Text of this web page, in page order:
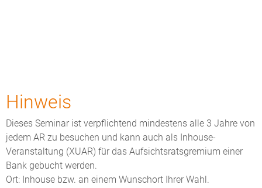
Hinweis
Dieses Seminar ist verpflichtend mindestens alle 3 Jahre von
jedem AR zu besuchen und kann auch als Inhouse-
Veranstaltung (XUAR) für das Aufsichtsratsgremium einer
Bank gebucht werden.
Ort: Inhouse bzw. an einem Wunschort Ihrer Wahl.